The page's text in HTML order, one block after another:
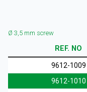
Ø 3,5 mm screw
REF. NO
9612-1009
9612-1010